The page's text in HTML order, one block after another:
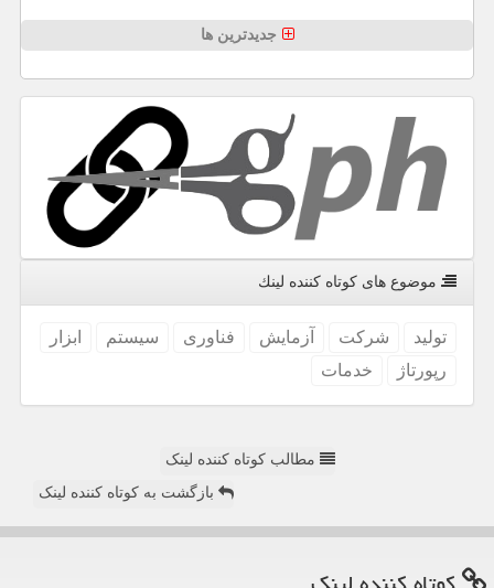
جدیدترین ها
موضوع های كوتاه كننده لینك
تولید شركت آزمایش فناوری سیستم
ابزار
رپورتاژ
خدمات
مطالب کوتاه کننده لینک
بازگشت به کوتاه کننده لینک